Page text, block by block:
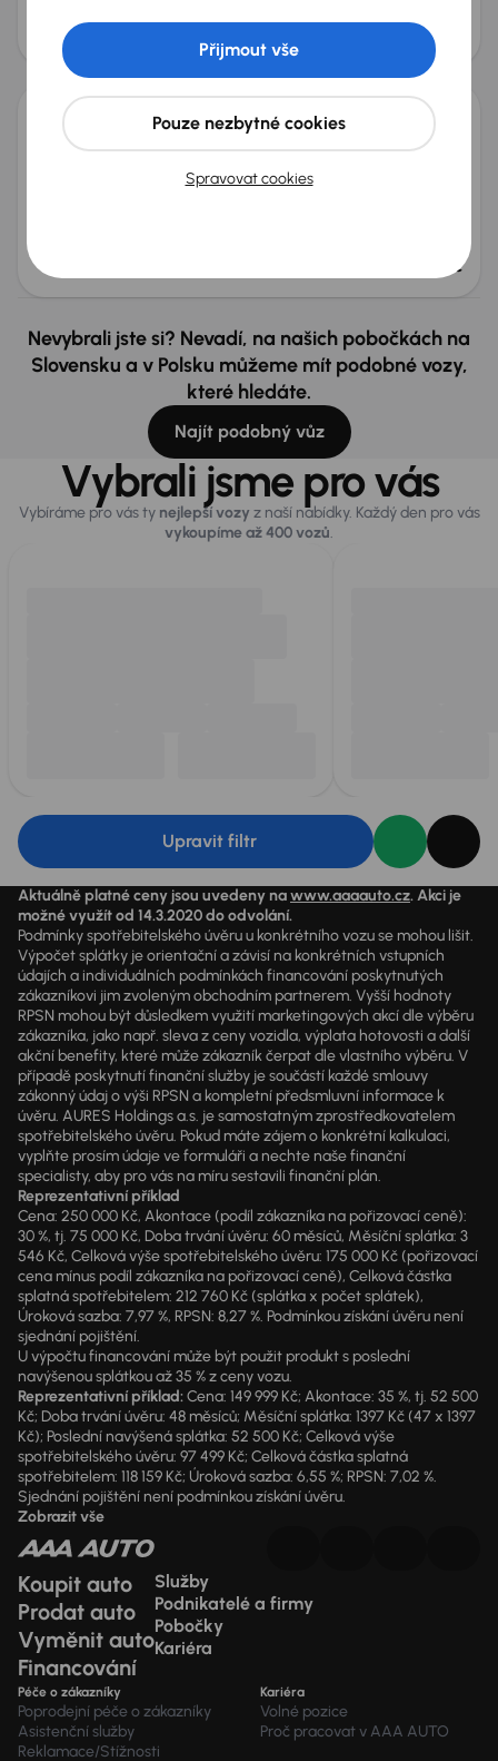
od 4 882 Kč 520 000 Kč
Nově v nabídce
Omoda 5
Předváděcí vůz
Koupeno nové v ČR
600 000 Kč
Nevybrali jste si? Nevadí, na našich pobočkách na
Slovensku a v Polsku můžeme mít podobné vozy,
které hledáte.
Najít podobný vůz
Vybrali jsme pro vás
Vybíráme pro vás ty nejlepší vozy z naší nabídky. Každý den pro vás
vykoupíme až 400 vozů.
Upravit filtr
Aktuálně platné ceny jsou uvedeny nawww.aaaauto.cz. Akci je
možné využít od 14.3.2020 do odvolání.
Podmínky spotřebitelského úvěru u konkrétního vozu se mohou lišit.
Výpočet splátky je orientační a závisí na konkrétních vstupních
údajích a individuálních podmínkách financování poskytnutých
zákazníkovi jim zvoleným obchodním partnerem. Vyšší hodnoty
RPSN mohou být důsledkem využití marketingových akcí dle výběru
zákazníka, jako např. sleva z ceny vozidla, výplata hotovosti a další
akční benefity, které může zákazník čerpat dle vlastního výběru. V
případě poskytnutí finanční služby je součástí každé smlouvy
zákonný údaj o výši RPSN a kompletní předsmluvní informace k
úvěru. AURES Holdings a.s. je samostatným zprostředkovatelem
spotřebitelského úvěru. Pokud máte zájem o konkrétní kalkulaci,
vyplňte prosím údaje ve formuláři a nechte naše finanční
specialisty, aby pro vás na míru sestavili finanční plán.
Reprezentativní příklad
Cena: 250 000 Kč, Akontace (podíl zákazníka na pořizovací ceně):
30 %, tj. 75 000 Kč, Doba trvání úvěru: 60 měsíců, Měsíční splátka: 3
546 Kč, Celková výše spotřebitelského úvěru: 175 000 Kč (pořizovací
cena mínus podíl zákazníka na pořizovací ceně), Celková částka
splatná spotřebitelem: 212 760 Kč (splátka x počet splátek),
Úroková sazba: 7,97 %, RPSN: 8,27 %. Podmínkou získání úvěru není
sjednání pojištění.
U výpočtu financování může být použit produkt s poslední
navýšenou splátkou až 35 % z ceny vozu.
Reprezentativní příklad:Cena: 149 999 Kč; Akontace: 35 %, tj. 52 500
Kč; Doba trvání úvěru: 48 měsíců; Měsíční splátka: 1397 Kč (47 x 1397
Kč); Poslední navýšená splátka: 52 500 Kč; Celková výše
spotřebitelského úvěru: 97 499 Kč; Celková částka splatná
spotřebitelem: 118 159 Kč; Úroková sazba: 6,55 %; RPSN: 7,02 %.
Sjednání pojištění není podmínkou získání úvěru.
Zobrazit vše
Koupit auto
Prodat auto
Vyměnit auto
Financování
Služby
Podnikatelé a firmy
Pobočky
Kariéra
Péče o zákazníky
Poprodejní péče o zákazníky
Asistenční služby
Reklamace/Stížnosti
Kariéra
Volné pozice
Proč pracovat v AAA AUTO
Spravovat cookies
Pouze nezbytné cookies
Přijmout vše